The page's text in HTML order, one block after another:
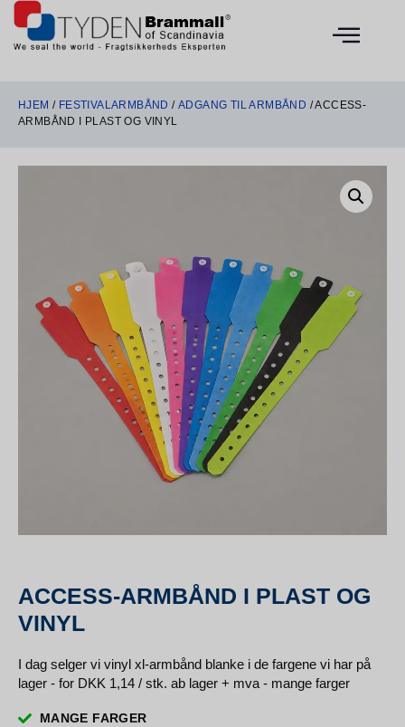
HJEM / FESTIVALARMBÅND /ADGANG TIL ARMBÅND / ACCESS-
ARMBÅND I PLAST OG VINYL
ACCESS-ARMBÅND I PLAST OG
VINYL
I dag selger vi vinyl xl-armbånd blanke i de fargene vi har på
lager - for DKK 1,14 / stk. ab lager + mva - mange farger
MANGE FARGER